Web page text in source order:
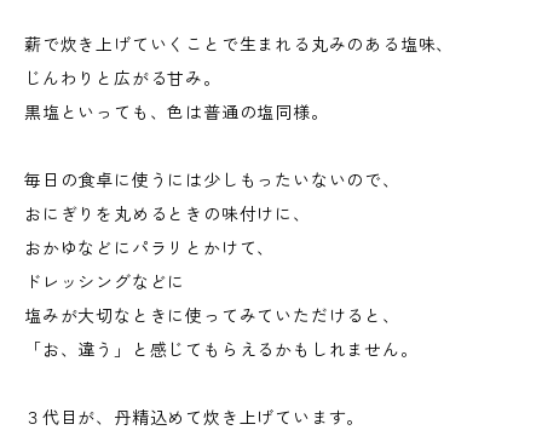
薪で炊き上げていくことで生まれる丸みのある塩味、
じんわりと広がる甘み。
黒塩といっても、色は普通の塩同様。
毎日の食卓に使うには少しもったいないので、
おにぎりを丸めるときの味付けに、
おかゆなどにパラリとかけて、
ドレッシングなどに
塩みが大切なときに使ってみていただけると、
「お、違う」と感じてもらえるかもしれません。
３代目が、丹精込めて炊き上げています。